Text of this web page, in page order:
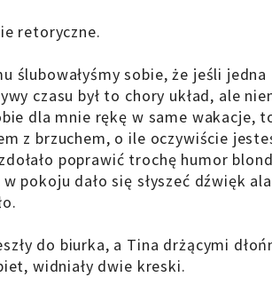
retoryczne.
ślubowałyśmy sobie, że jeśli jedna
czasu był to chory układ, ale
dla mnie rękę w same wakacje,
z brzuchem, o ile oczywiście
poprawić trochę humor
pokoju dało się słyszeć dźwięk
do biurka, a Tina drżącymi
widniały dwie kreski.